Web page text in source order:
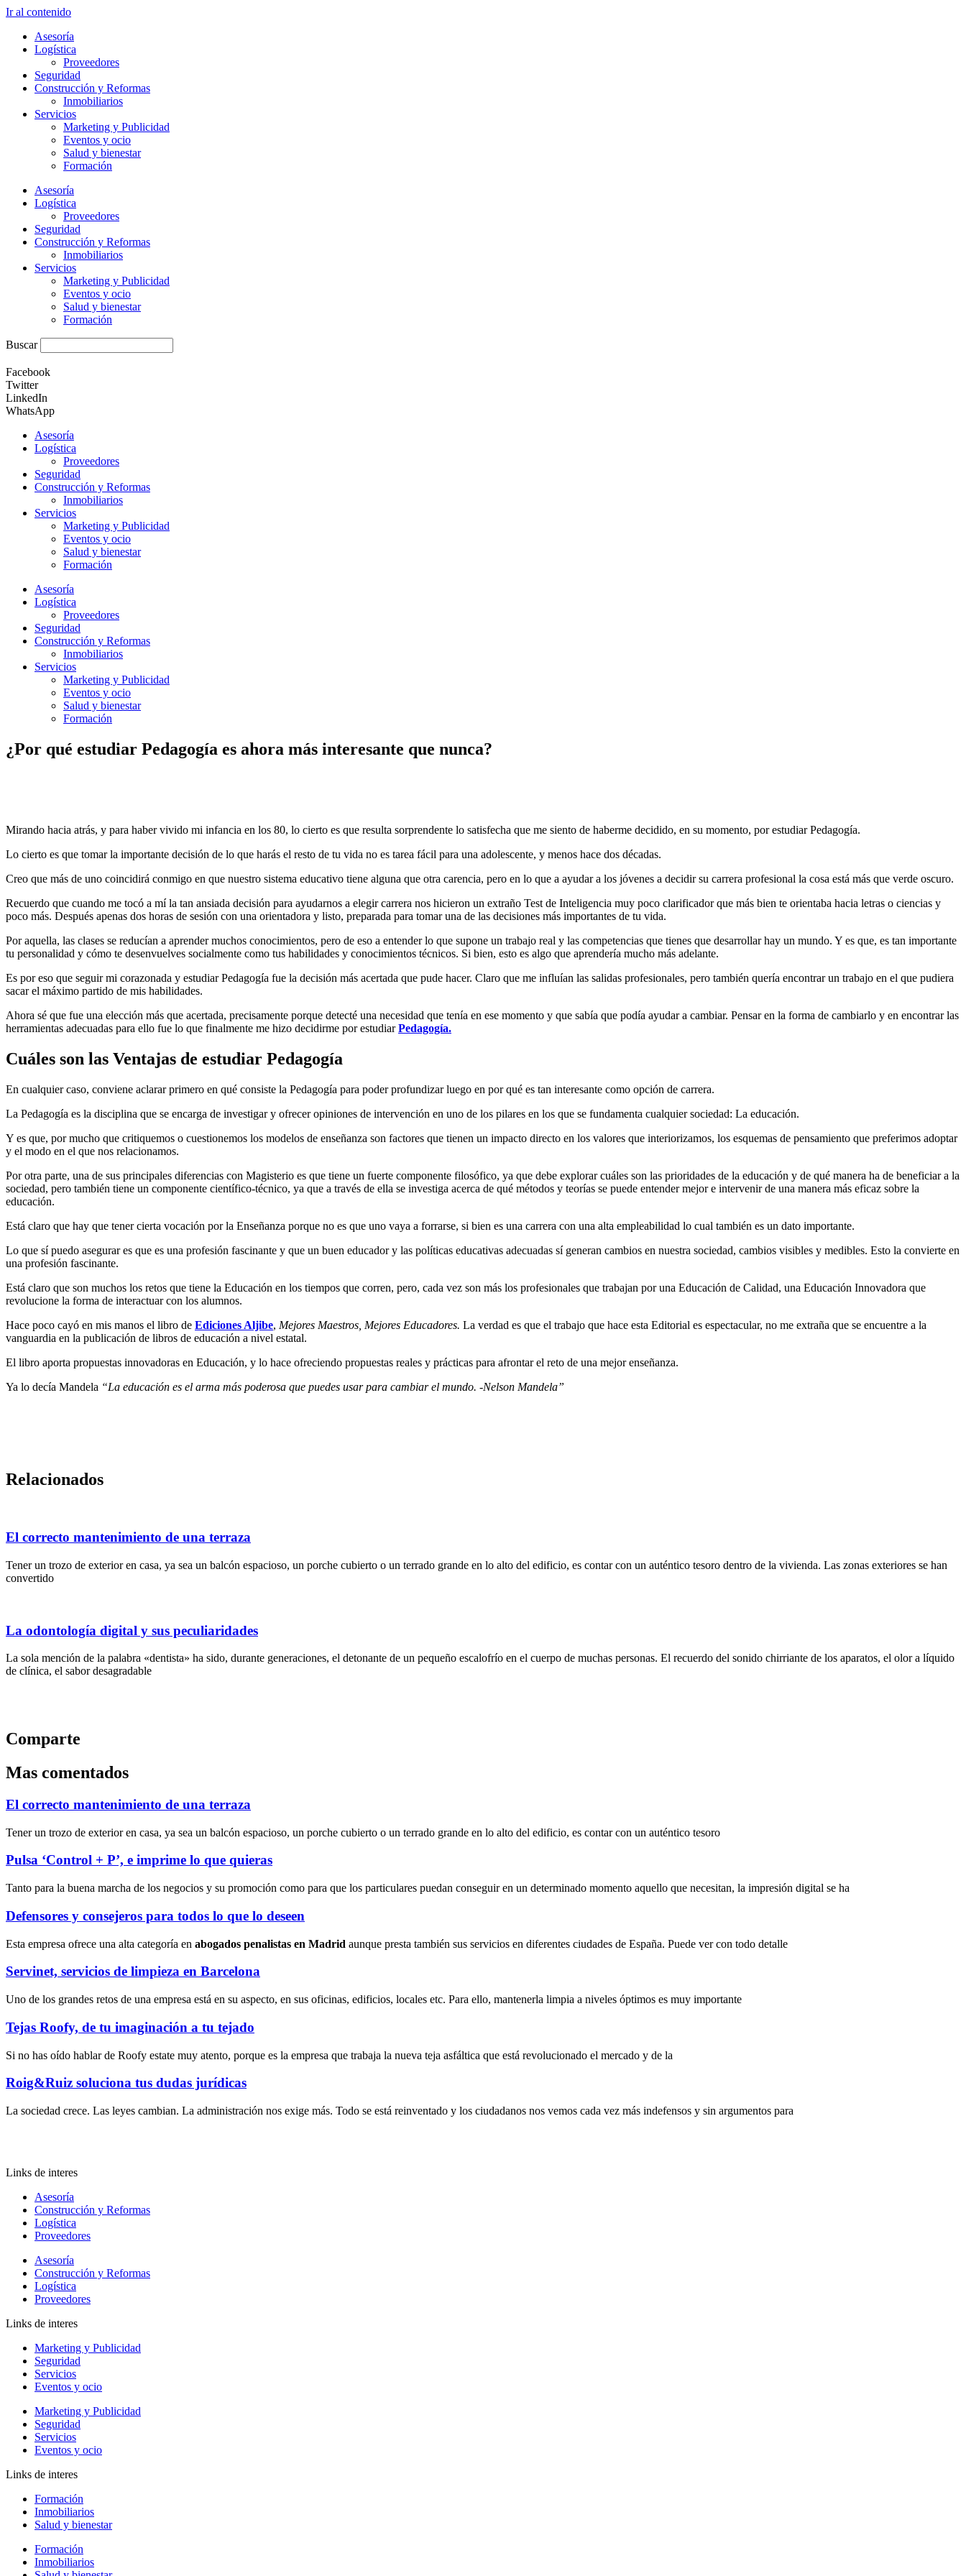
Ir al contenido
Asesoría
Logística
Proveedores
Seguridad
Construcción y Reformas
Inmobiliarios
Servicios
Marketing y Publicidad
Eventos y ocio
Salud y bienestar
Formación
Asesoría
Logística
Proveedores
Seguridad
Construcción y Reformas
Inmobiliarios
Servicios
Marketing y Publicidad
Eventos y ocio
Salud y bienestar
Formación
Buscar
Facebook
Twitter
LinkedIn
WhatsApp
Asesoría
Logística
Proveedores
Seguridad
Construcción y Reformas
Inmobiliarios
Servicios
Marketing y Publicidad
Eventos y ocio
Salud y bienestar
Formación
Asesoría
Logística
Proveedores
Seguridad
Construcción y Reformas
Inmobiliarios
Servicios
Marketing y Publicidad
Eventos y ocio
Salud y bienestar
Formación
¿Por qué estudiar Pedagogía es ahora más interesante que nunca?
Mirando hacia atrás, y para haber vivido mi infancia en los 80, lo cierto es que resulta sorprendente lo satisfecha que me siento de haberme decidido, en su momento, por estudiar Pedagogía.
Lo cierto es que tomar la importante decisión de lo que harás el resto de tu vida no es tarea fácil para una adolescente, y menos hace dos décadas.
Creo que más de uno coincidirá conmigo en que nuestro sistema educativo tiene alguna que otra carencia, pero en lo que a ayudar a los jóvenes a decidir su carrera profesional la cosa está más que verde oscuro.
Recuerdo que cuando me tocó a mí la tan ansiada decisión para ayudarnos a elegir carrera nos hicieron un extraño Test de Inteligencia muy poco clarificador que más bien te orientaba hacia letras o ciencias y
poco más. Después apenas dos horas de sesión con una orientadora y listo, preparada para tomar una de las decisiones más importantes de tu vida.
Por aquella, las clases se reducían a aprender muchos conocimientos, pero de eso a entender lo que supone un trabajo real y las competencias que tienes que desarrollar hay un mundo. Y es que, es tan importante
tu personalidad y cómo te desenvuelves socialmente como tus habilidades y conocimientos técnicos. Si bien, esto es algo que aprendería mucho más adelante.
Es por eso que seguir mi corazonada y estudiar Pedagogía fue la decisión más acertada que pude hacer. Claro que me influían las salidas profesionales, pero también quería encontrar un trabajo en el que pudiera
sacar el máximo partido de mis habilidades.
Ahora sé que fue una elección más que acertada, precisamente porque detecté una necesidad que tenía en ese momento y que sabía que podía ayudar a cambiar. Pensar en la forma de cambiarlo y en encontrar las
herramientas adecuadas para ello fue lo que finalmente me hizo decidirme por estudiarPedagogía.
Cuáles son las Ventajas de estudiar Pedagogía
En cualquier caso, conviene aclarar primero en qué consiste la Pedagogía para poder profundizar luego en por qué es tan interesante como opción de carrera.
La Pedagogía es la disciplina que se encarga de investigar y ofrecer opiniones de intervención en uno de los pilares en los que se fundamenta cualquier sociedad: La educación.
Y es que, por mucho que critiquemos o cuestionemos los modelos de enseñanza son factores que tienen un impacto directo en los valores que interiorizamos, los esquemas de pensamiento que preferimos adoptar
y el modo en el que nos relacionamos.
Por otra parte, una de sus principales diferencias con Magisterio es que tiene un fuerte componente filosófico, ya que debe explorar cuáles son las prioridades de la educación y de qué manera ha de beneficiar a la
sociedad, pero también tiene un componente científico-técnico, ya que a través de ella se investiga acerca de qué métodos y teorías se puede entender mejor e intervenir de una manera más eficaz sobre la
educación.
Está claro que hay que tener cierta vocación por la Enseñanza porque no es que uno vaya a forrarse, si bien es una carrera con una alta empleabilidad lo cual también es un dato importante.
Lo que sí puedo asegurar es que es una profesión fascinante y que un buen educador y las políticas educativas adecuadas sí generan cambios en nuestra sociedad, cambios visibles y medibles. Esto la convierte en
una profesión fascinante.
Está claro que son muchos los retos que tiene la Educación en los tiempos que corren, pero, cada vez son más los profesionales que trabajan por una Educación de Calidad, una Educación Innovadora que
revolucione la forma de interactuar con los alumnos.
Hace poco cayó en mis manos el libro de Ediciones Aljibe, Mejores Maestros, Mejores Educadores. La verdad es que el trabajo que hace esta Editorial es espectacular, no me extraña que se encuentre a la
vanguardia en la publicación de libros de educación a nivel estatal.
El libro aporta propuestas innovadoras en Educación, y lo hace ofreciendo propuestas reales y prácticas para afrontar el reto de una mejor enseñanza.
Ya lo decía Mandela “La educación es el arma más poderosa que puedes usar para cambiar el mundo. -Nelson Mandela”
Relacionados
El correcto mantenimiento de una terraza
Tener un trozo de exterior en casa, ya sea un balcón espacioso, un porche cubierto o un terrado grande en lo alto del edificio, es contar con un auténtico tesoro dentro de la vivienda. Las zonas exteriores se han
convertido
La odontología digital y sus peculiaridades
La sola mención de la palabra «dentista» ha sido, durante generaciones, el detonante de un pequeño escalofrío en el cuerpo de muchas personas. El recuerdo del sonido chirriante de los aparatos, el olor a líquido
de clínica, el sabor desagradable
Comparte
Mas comentados
El correcto mantenimiento de una terraza
Tener un trozo de exterior en casa, ya sea un balcón espacioso, un porche cubierto o un terrado grande en lo alto del edificio, es contar con un auténtico tesoro
Pulsa ‘Control + P’, e imprime lo que quieras
Tanto para la buena marcha de los negocios y su promoción como para que los particulares puedan conseguir en un determinado momento aquello que necesitan, la impresión digital se ha
Defensores y consejeros para todos lo que lo deseen
Esta empresa ofrece una alta categoría en abogados penalistas en Madrid aunque presta también sus servicios en diferentes ciudades de España. Puede ver con todo detalle
Servinet, servicios de limpieza en Barcelona
Uno de los grandes retos de una empresa está en su aspecto, en sus oficinas, edificios, locales etc. Para ello, mantenerla limpia a niveles óptimos es muy importante
Tejas Roofy, de tu imaginación a tu tejado
Si no has oído hablar de Roofy estate muy atento, porque es la empresa que trabaja la nueva teja asfáltica que está revolucionado el mercado y de la
Roig&Ruiz soluciona tus dudas jurídicas
La sociedad crece. Las leyes cambian. La administración nos exige más. Todo se está reinventado y los ciudadanos nos vemos cada vez más indefensos y sin argumentos para
Links de interes
Asesoría
Construcción y Reformas
Logística
Proveedores
Asesoría
Construcción y Reformas
Logística
Proveedores
Links de interes
Marketing y Publicidad
Seguridad
Servicios
Eventos y ocio
Marketing y Publicidad
Seguridad
Servicios
Eventos y ocio
Links de interes
Formación
Inmobiliarios
Salud y bienestar
Formación
Inmobiliarios